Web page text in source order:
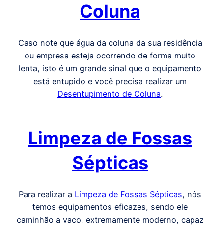
Coluna
Caso note que água da coluna da sua residência
ou empresa esteja ocorrendo de forma muito
lenta, isto é um grande sinal que o equipamento
está entupido e você precisa realizar um
Desentupimento de Coluna.
Limpeza de Fossas
Sépticas
Para realizar a Limpeza de Fossas Sépticas, nós
temos equipamentos eficazes, sendo ele
caminhão a vaco, extremamente moderno, capaz